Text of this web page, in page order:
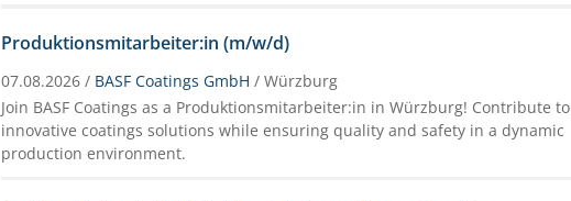
Produktionsmitarbeiter:in (m/w/d)
07.08.2026 / BASF Coatings GmbH / Würzburg
Join BASF Coatings as a Produktionsmitarbeiter:in in Würzburg! Contribute to
innovative coatings solutions while ensuring quality and safety in a dynamic
production environment.